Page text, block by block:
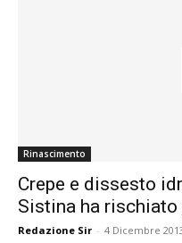
Rinascimento
Crepe e dissesto
Sistina ha
Redazione Sir - 4 Dicembre